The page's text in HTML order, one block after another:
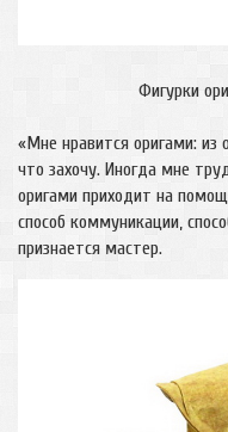
Фигурки
«Мне нравится оригами: из
что захочу. Иногда мне
оригами приходит на
способ коммуникации,
признается мастер.